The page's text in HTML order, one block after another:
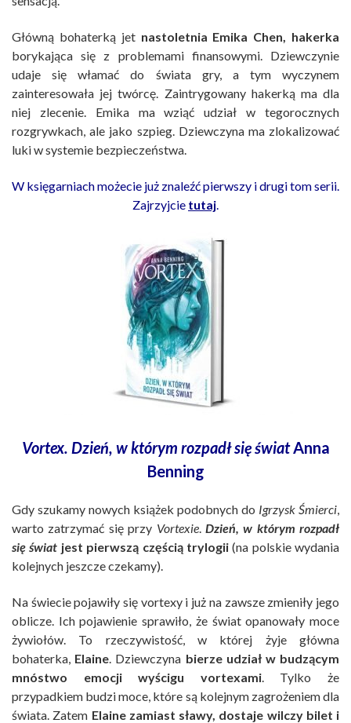
Główną bohaterką jet nastoletnia Emika Chen, hakerka
borykająca się z problemami finansowymi. Dziewczynie
udaje się włamać do świata gry, a tym wyczynem
zainteresowała jej twórcę. Zaintrygowany hakerką ma dla
niej zlecenie. Emika ma wziąć udział w tegorocznych
rozgrywkach, ale jako szpieg. Dziewczyna ma zlokalizować
luki w systemie bezpieczeństwa.
W księgarniach możecie już znaleźć pierwszy i drugi tom serii.
Zajrzyjcie tutaj
Vortex. Dzień, w którym rozpadł się światAnna
Benning
Gdy szukamy nowych książek podobnych do Igrzysk Śmierci
warto zatrzymać się przy Vortexie. Dzień, w którym rozpadł
się świat jest pierwszą częścią trylogii(na polskie wydania
kolejnych jeszcze czekamy).
Na świecie pojawiły się vortexy i już na zawsze zmieniły jego
oblicze. Ich pojawienie sprawiło, że świat opanowały moce
żywiołów. To rzeczywistość, w której żyje główna
bohaterka, Elaine . Dziewczyna bierze udział w budzącym
mnóstwo emocji wyścigu vortexami. Tylko że
przypadkiem budzi moce, które są kolejnym zagrożeniem dla
świata. Zatem Elaine zamiast sławy, dostaje wilczy bilet i